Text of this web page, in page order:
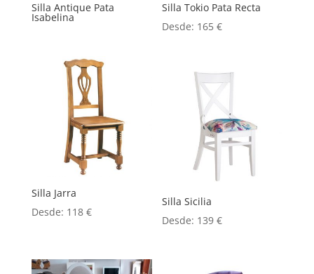
Silla Antique Pata
Isabelina
Silla Tokio Pata Recta
Desde: 165€
Silla Jarra
Desde: 118 €
Silla Sicilia
Desde: 139€